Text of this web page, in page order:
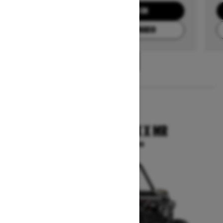
SOLICITA UNA COTIZACIÓN
ENCUENTRA TU CONCESIONARIO
COMMANDER MAX X MR
A partir de $27,099